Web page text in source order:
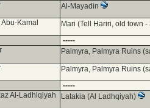
Al-Mayadin
Kamal
Mari (Tell Hariri, old town
-----
Palmyra, Palmyra Ruins
Palmyra, Palmyra Ruins
-----
Al-Ladhiqiyah
Latakia (Al Ladhqiyah)